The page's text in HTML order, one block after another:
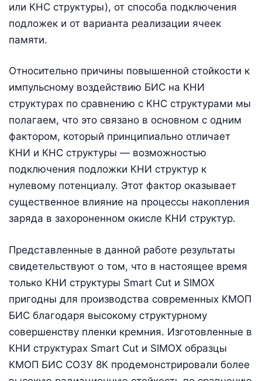
или КНС структуры), от способа подключения
подложек и от варианта реализации ячеек
памяти.
Относительно причины повышенной стойкости к
импульсному воздействию БИС на КНИ
структурах по сравнению с КНС структурами мы
полагаем, что это связано в основном с одним
фактором, который принципиально отличает
КНИ и КНС структуры — возможностью
подключения подложки КНИ структур к
нулевому потенциалу. Этот фактор оказывает
существенное влияние на процессы накопления
заряда в захороненном окисле КНИ структур.
Представленные в данной работе результаты
свидетельствуют о том, что в настоящее время
только КНИ структуры Smart Cut и SIMOX
пригодны для производства современных КМОП
БИС благодаря высокому структурному
совершенству пленки кремния. Изготовленные в
КНИ структурах Smart Cut и SIMOX образцы
КМОП БИС СОЗУ 8К продемонстрировали более